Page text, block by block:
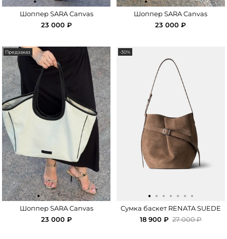
Шоппер SARA Canvas
23 000 ₽
Шоппер SARA Canvas
23 000 ₽
Предзаказ
······
Шоппер SARA Canvas
23 000 ₽
-30%
·······
Сумка баскет RENATA SUEDE
18 900 ₽ 27 000 ₽